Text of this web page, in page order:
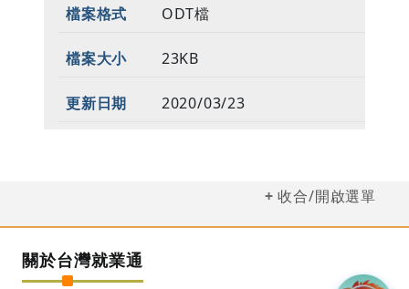
ODT檔
23KB
2020/03/23
收合/開啟選單
關於台灣就業通